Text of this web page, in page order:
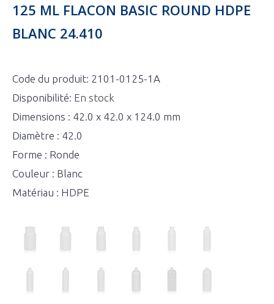
125 ML FLACON BASIC ROUND HDPE
BLANC 24.410
Code du produit: 2101-0125-1A
Disponibilité: En stock
Dimensions : 42.0 x 42.0 x 124.0 mm
Diamètre : 42.0
Forme : Ronde
Couleur : Blanc
Matériau : HDPE